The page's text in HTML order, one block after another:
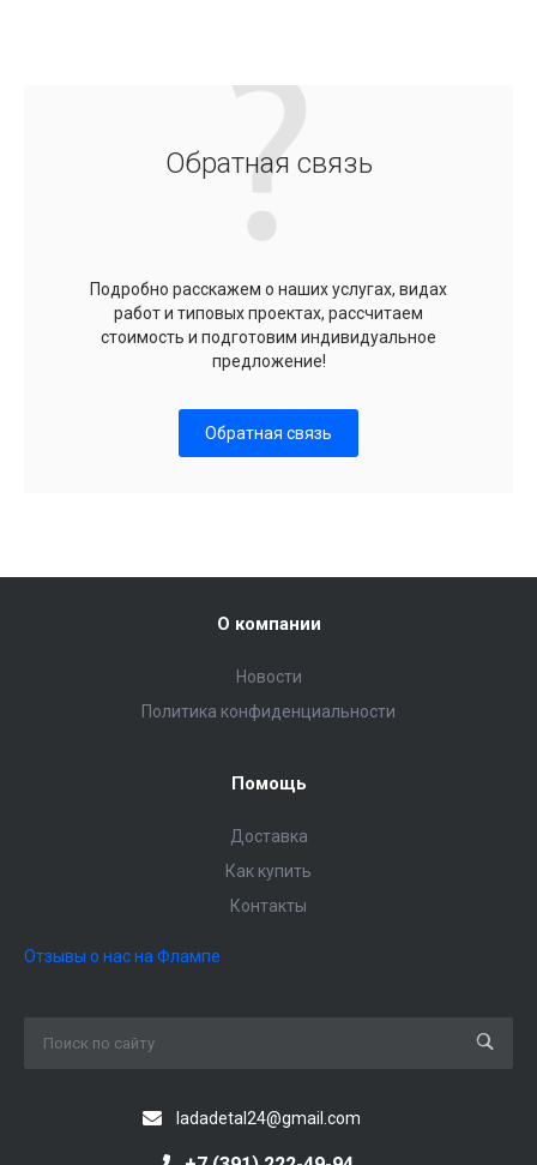
Обратная связь
Подробно расскажем о наших услугах, видах
работ и типовых проектах, рассчитаем
стоимость и подготовим индивидуальное
предложение!
Обратная связь
О компании
Новости
Политика конфиденциальности
Помощь
Доставка
Как купить
Контакты
Отзывы о нас на Флампе
ladadetal24@gmail.com